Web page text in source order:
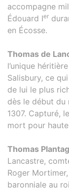
accompagne
Édouard Ier
en Écosse.
Thomas de
l’unique
Salisbury, ce
de lui le plus
dès le début du
1307. Capturé,
mort pour
Thomas
Lancastre,
Roger Mortimer,
baronniale au